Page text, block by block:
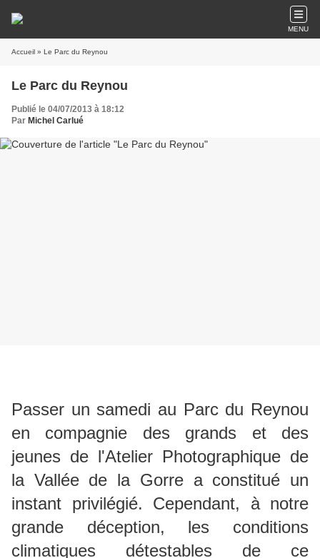
MENU
Accueil » Le Parc du Reynou
Le Parc du Reynou
Publié le 04/07/2013 à 18:12
Par Michel Carlué
Passer un samedi au Parc du Reynou
en compagnie des grands et des
jeunes de l'Atelier Photographique de
la Vallée de la Gorre a constitué un
instant privilégié. Cependant, à notre
grande déception, les conditions
climatiques détestables de ce